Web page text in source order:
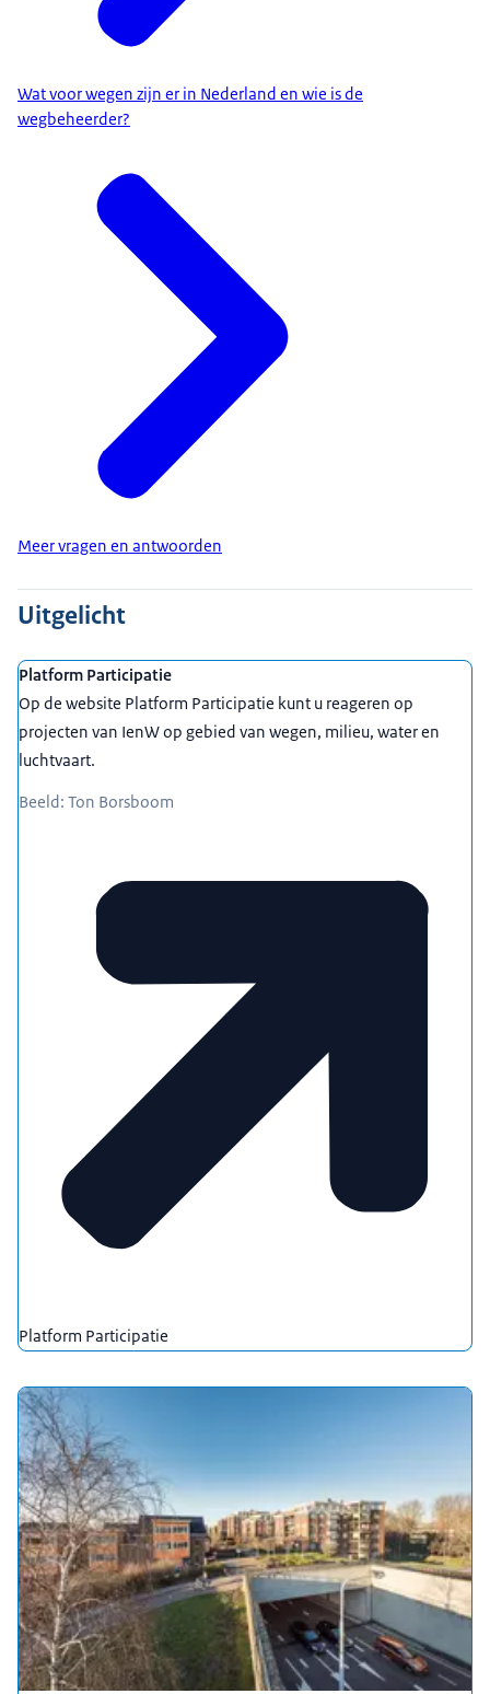
Wat voor wegen zijn er in Nederland en wie is de
wegbeheerder?
Meer vragen en antwoorden
Uitgelicht
Platform Participatie
Op de website Platform Participatie kunt u reageren op
projecten van IenW op gebied van wegen, milieu, water en
luchtvaart.
Beeld: Ton Borsboom
Platform Participatie